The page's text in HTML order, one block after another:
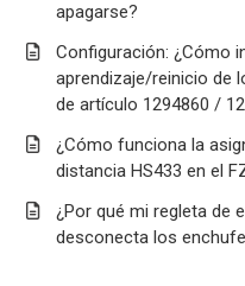
apagarse?
Configuración: ¿Cómo
aprendizaje/reinicio de
de artículo 1294860 /
¿Cómo funciona la
distancia HS433 en el
¿Por qué mi regleta de
desconecta los